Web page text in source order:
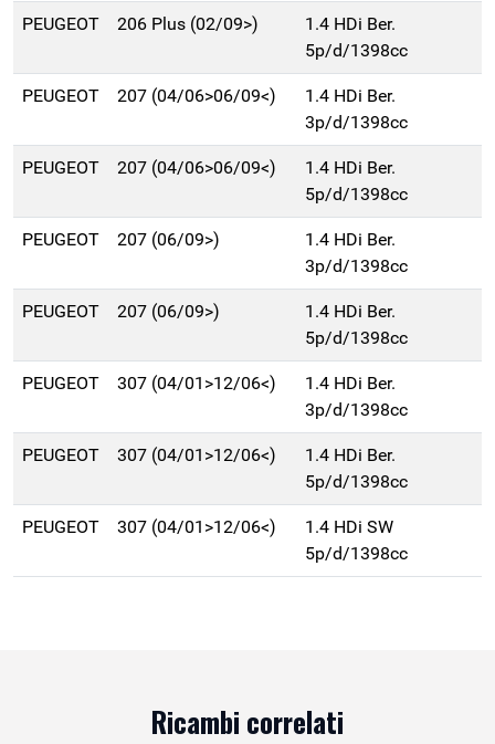
PEUGEOT 206 Plus (02/09>)
1.4 HDi Ber.
5p/d/1398cc
PEUGEOT 207 (04/06>06/09<)
1.4 HDi Ber.
3p/d/1398cc
PEUGEOT 207 (04/06>06/09<)
1.4 HDi Ber.
5p/d/1398cc
PEUGEOT 207 (06/09>)
1.4 HDi Ber.
3p/d/1398cc
PEUGEOT 207 (06/09>)
1.4 HDi Ber.
5p/d/1398cc
PEUGEOT 307 (04/01>12/06<)
1.4 HDi Ber.
3p/d/1398cc
PEUGEOT 307 (04/01>12/06<)
1.4 HDi Ber.
5p/d/1398cc
PEUGEOT 307 (04/01>12/06<)
1.4 HDi SW
5p/d/1398cc
Ricambi correlati